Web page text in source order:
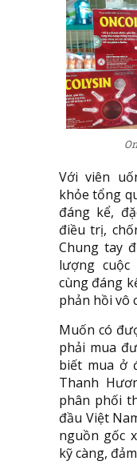
Với viên
khỏe tổng
đáng kể,
điều trị,
Chung tay
lượng
cùng đáng
phản hồi vô
Muốn có
phải mua
biết mua ở
Thanh
phân phối
đầu Việt
nguồn gốc
kỹ càng,